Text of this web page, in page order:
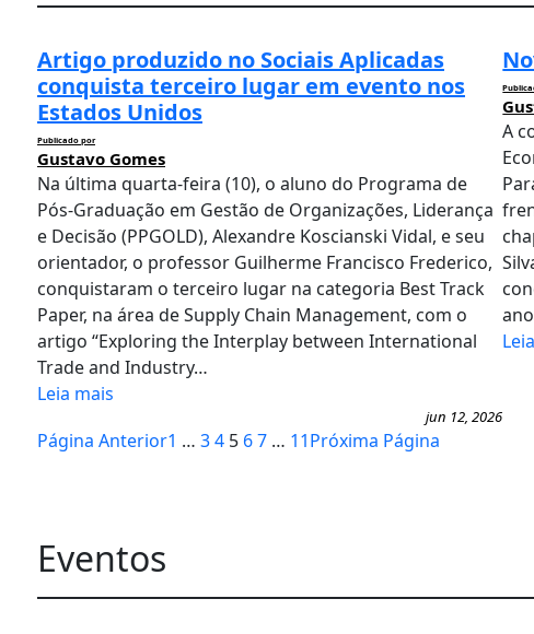
Artigo produzido no Sociais Aplicadas
conquista terceiro lugar em evento nos
Estados Unidos
Publicado por
Gustavo Gomes
Na última quarta-feira (10), o aluno do Programa de
Pós-Graduação em Gestão de Organizações, Liderança
e Decisão (PPGOLD), Alexandre Koscianski Vidal, e seu
orientador, o professor Guilherme Francisco Frederico,
conquistaram o terceiro lugar na categoria Best Track
Paper, na área de Supply Chain Management, com o
artigo “Exploring the Interplay between International
Trade and Industry…
Leia mais
jun 12, 2026
A
Página Anterior1 … 34 5 67 … 11Próxima Página
Eventos